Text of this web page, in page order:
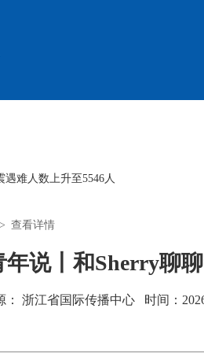
遇难人数上升至5546人
查看详情
年说丨和Sherry聊
： 浙江省国际传播中心 时间：